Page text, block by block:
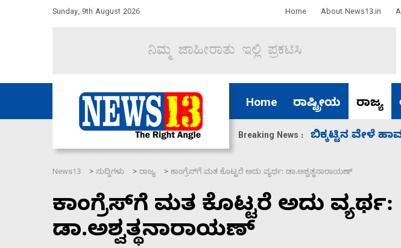
Sunday, 9th August 2026 Home About News13.in
Home ರಾಷ್ಟ್ರೀಯ ರಾಜ್ಯ
Breaking News :
ಮೂಲಕ 60 ಹಡಗುಗಳನ್ನು ಸುರಕ್ಷಿತವಾಗಿ ಸಾಗಿಸಿದೆ ಭಾರತ ನಾಗೇಂದ್ರ
News13 > ಸುದ್ದಿಗಳು > ರಾಜ್ಯ > ಕಾಂಗ್ರೆಸ್‍ಗೆ ಮತ ಕೊಟ್ಟರೆ ಅದು ವ್ಯರ್ಥ: ಡಾ.ಅಶ್ವತ್ಥನಾರಾಯಣ್
ಕಾಂಗ್ರೆಸ್‍ಗೆ ಮತ ಕೊಟ್ಟರೆ ಅದು ವ್ಯರ್ಥ:
ಡಾ.ಅಶ್ವತ್ಥನಾರಾಯಣ್